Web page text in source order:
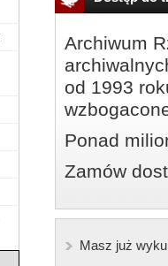
Archiwum
od 1993
Ponad
Zamów
Masz już